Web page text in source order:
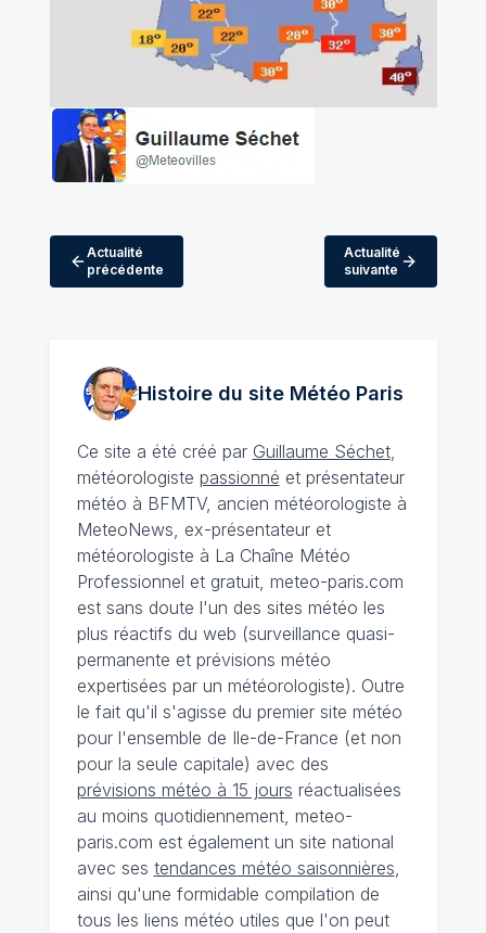
Actualité
précédente
Actualité
suivante
Histoire du site MétéoParis
Ce site a été créé par Guillaume Séchet,
météorologiste passionné et présentateur
météo à BFMTV, ancien météorologiste à
MeteoNews, ex-présentateur et
météorologiste à La Chaîne Météo
Professionnel et gratuit, meteo-paris.com
est sans doute l'un des sites météo les
plus réactifs du web (surveillance quasi-
permanente et prévisions météo
expertisées par un météorologiste). Outre
le fait qu'il s'agisse du premier site météo
pour l'ensemble de Ile-de-France (et non
pour la seule capitale) avec des
prévisions météo à 15 jours réactualisées
au moins quotidiennement, meteo-
paris.com est également un site national
avec ses tendances météo saisonnières,
ainsi qu'une formidable compilation de
tous les liens météo utiles que l'on peut